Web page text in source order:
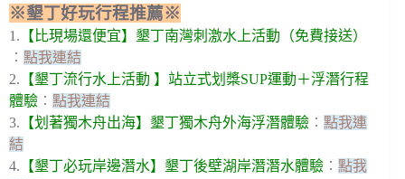
※墾丁好玩行程推薦※
1. 【比現場還便宜】墾丁南灣刺激水上活動（免費接送）
︰ 點我連結
2. 【墾丁流行水上活動 】站立式划槳SUP運動＋浮潛行程
體驗 ︰ 點我連結
3. 【划著獨木舟出海】墾丁獨木舟外海浮潛體驗 ︰ 點我連
結
4. 【墾丁必玩岸邊潛水】墾丁後壁湖岸潛潛水體驗 ︰ 點我